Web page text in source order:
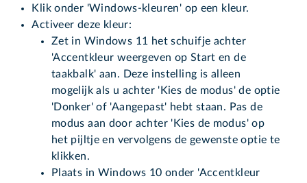
Klik onder 'Windows-kleuren' op een kleur.
Activeer deze kleur:
Zet in Windows 11 het schuifje achter
'Accentkleur weergeven op Start en de
taakbalk' aan. Deze instelling is alleen
mogelijk als u achter 'Kies de modus' de optie
'Donker' of 'Aangepast' hebt staan. Pas de
modus aan door achter 'Kies de modus' op
het pijltje en vervolgens de gewenste optie te
klikken.
Plaats in Windows 10 onder 'Accentkleur